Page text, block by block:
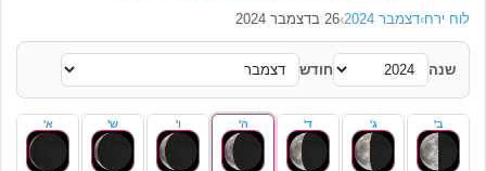
לוח ירח›דצמבר 2024 ›26 בדצמבר 2024
שנה חודש
ב' ג' ד' ה' ו' ש' א'